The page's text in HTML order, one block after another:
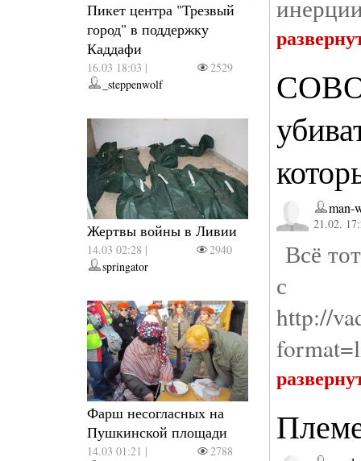
Пикет центра "Трезвый
город" в поддержку
Каддафи
16.03 18:03 |
2529
_steppenwolf
Жертвы войны в Ливии
14.03 02:28 |
2940
springator
Фарш несогласных на
Пушкинской площади
14.03 01:21 |
2788
man-
21.02.
Всё
с
http://